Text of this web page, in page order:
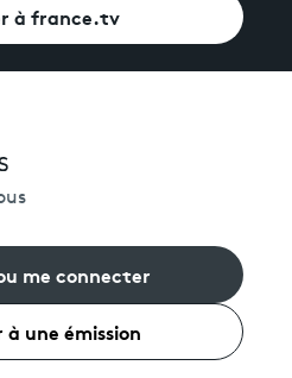
à france.tv
me connecter
une émission